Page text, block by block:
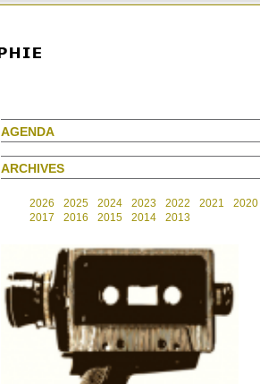
AGENDA
ARCHIVES
2026 2025 2024 2023 2022 2021 2020
2017
2016 2015 2014 2013